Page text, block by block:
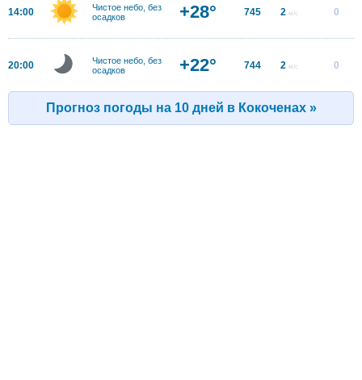
14:00
Чистое небо, без
осадков
+28° 745 2 м/с 0
20:00
Чистое небо, без
осадков
+22° 744 2 м/с 0
Прогноз погоды на 10 дней в Кокоченах »